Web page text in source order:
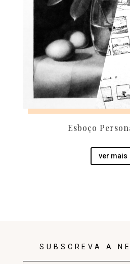
Esboço
ver mais
SUBSCREVA A